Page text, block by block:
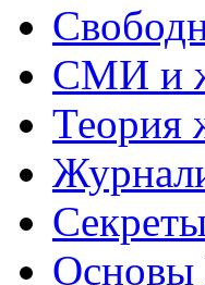
СМИ и
Теория
Основы